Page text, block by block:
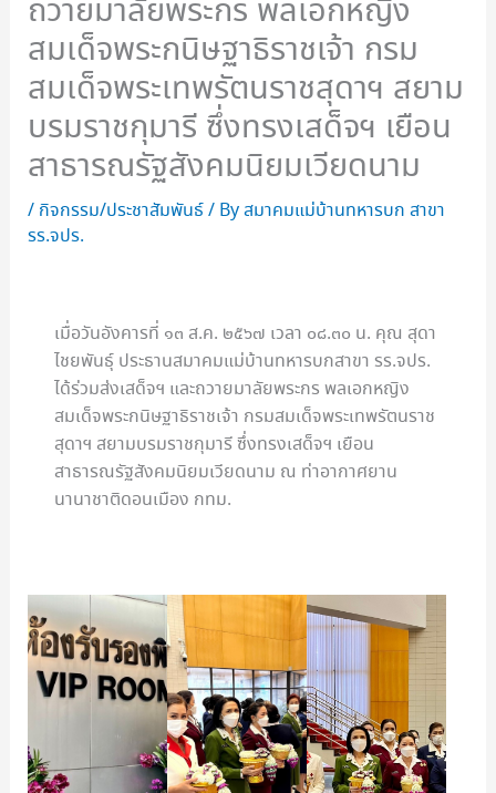
ถวายมาลัยพระกร พลเอกหญิง
สมเด็จพระกนิษฐาธิราชเจ้า กรม
สมเด็จพระเทพรัตนราชสุดาฯ สยาม
บรมราชกุมารี ซึ่งทรงเสด็จฯ เยือน
สาธารณรัฐสังคมนิยมเวียดนาม
/ กิจกรรม/ประชาสัมพันธ์/ Byสมาคมแม่บ้านทหารบก สาขา
รร.จปร.
เมื่อวันอังคารที่ ๑๓ ส.ค. ๒๕๖๗ เวลา ๐๘.๓๐ น. คุณ สุดา
ไชยพันธุ์ ประธานสมาคมแม่บ้านทหารบกสาขา รร.จปร.
ได้ร่วมส่งเสด็จฯ และถวายมาลัยพระกร พลเอกหญิง
สมเด็จพระกนิษฐาธิราชเจ้า กรมสมเด็จพระเทพรัตนราช
สุดาฯ สยามบรมราชกุมารี ซึ่งทรงเสด็จฯ เยือน
สาธารณรัฐสังคมนิยมเวียดนาม ณ ท่าอากาศยาน
นานาชาติดอนเมือง กทม.